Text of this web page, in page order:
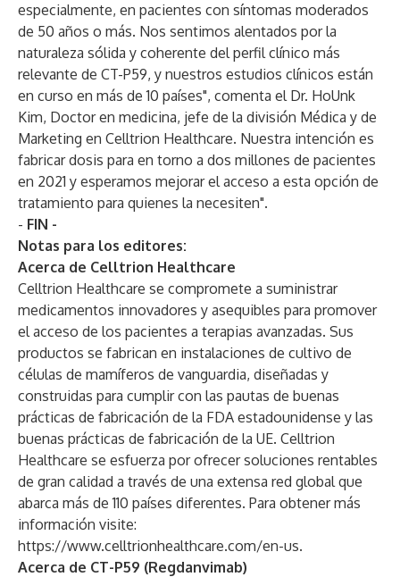
especialmente, en pacientes con síntomas moderados
de 50 años o más. Nos sentimos alentados por la
naturaleza sólida y coherente del perfil clínico más
relevante de CT-P59, y nuestros estudios clínicos están
en curso en más de 10 países", comenta el Dr. HoUnk
Kim, Doctor en medicina, jefe de la división Médica y de
Marketing en Celltrion Healthcare. Nuestra intención es
fabricar dosis para en torno a dos millones de pacientes
en 2021 y esperamos mejorar el acceso a esta opción de
tratamiento para quienes la necesiten".
- FIN -
Notas para los editores:
Acerca de Celltrion Healthcare
Celltrion Healthcare se compromete a suministrar
medicamentos innovadores y asequibles para promover
el acceso de los pacientes a terapias avanzadas. Sus
productos se fabrican en instalaciones de cultivo de
células de mamíferos de vanguardia, diseñadas y
construidas para cumplir con las pautas de buenas
prácticas de fabricación de la FDA estadounidense y las
buenas prácticas de fabricación de la UE. Celltrion
Healthcare se esfuerza por ofrecer soluciones rentables
de gran calidad a través de una extensa red global que
abarca más de 110 países diferentes. Para obtener más
información visite:
https://www.celltrionhealthcare.com/en-us.
Acerca de CT-P59 (Regdanvimab)